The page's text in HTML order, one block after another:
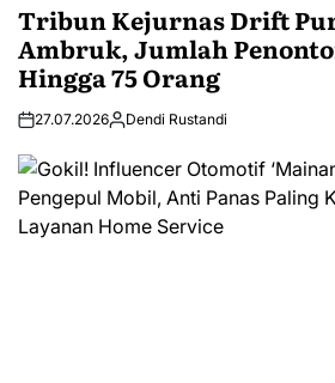
Tribun Kejurnas Drift
Ambruk, Jumlah
Hingga 75 Orang
27.07.2026 Dendi Rustandi